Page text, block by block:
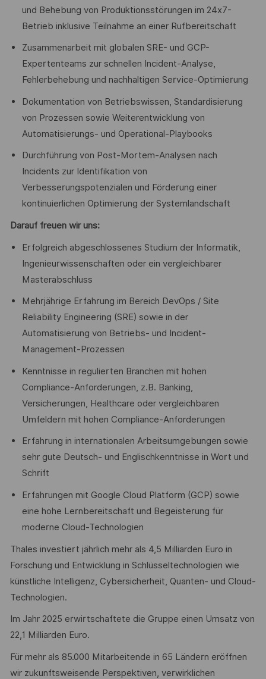
und Behebung von Produktionsstörungen im 24x7-
Betrieb inklusive Teilnahme an einer Rufbereitschaft
Zusammenarbeit mit globalen SRE- und GCP-
Expertenteams zur schnellen Incident-Analyse,
Fehlerbehebung und nachhaltigen Service-Optimierung
Dokumentation von Betriebswissen, Standardisierung
von Prozessen sowie Weiterentwicklung von
Automatisierungs- und Operational-Playbooks
Durchführung von Post-Mortem-Analysen nach
Incidents zur Identifikation von
Verbesserungspotenzialen und Förderung einer
kontinuierlichen Optimierung der Systemlandschaft
Darauf freuen wir uns:
Erfolgreich abgeschlossenes Studium der Informatik,
Ingenieurwissenschaften oder ein vergleichbarer
Masterabschluss
Mehrjährige Erfahrung im Bereich DevOps / Site
Reliability Engineering (SRE) sowie in der
Automatisierung von Betriebs- und Incident-
Management-Prozessen
Kenntnisse in regulierten Branchen mit hohen
Compliance-Anforderungen, z.B. Banking,
Versicherungen, Healthcare oder vergleichbaren
Umfeldern mit hohen Compliance-Anforderungen
Erfahrung in internationalen Arbeitsumgebungen sowie
sehr gute Deutsch- und Englischkenntnisse in Wort und
Schrift
Erfahrungen mit Google Cloud Platform (GCP) sowie
eine hohe Lernbereitschaft und Begeisterung für
moderne Cloud-Technologien
Thales investiert jährlich mehr als 4,5 Milliarden Euro in
Forschung und Entwicklung in Schlüsseltechnologien wie
künstliche Intelligenz, Cybersicherheit, Quanten- und Cloud-
Technologien.
Im Jahr 2025 erwirtschaftete die Gruppe einen Umsatz von
22,1 Milliarden Euro.
Für mehr als 85.000 Mitarbeitende in 65 Ländern eröffnen
wir zukunftsweisende Perspektiven, verwirklichen